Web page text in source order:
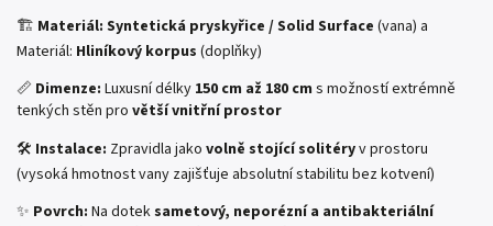
🏗️ Materiál: Syntetická pryskyřice / Solid Surface (vana) a
Materiál: Hliníkový korpus (doplňky)
📏 Dimenze: Luxusní délky 150 cm až 180 cm s možností extrémně
tenkých stěn pro větší vnitřní prostor
🛠️ Instalace: Zpravidla jako volně stojící solitéryv prostoru
(vysoká hmotnost vany zajišťuje absolutní stabilitu bez kotvení)
✨ Povrch: Na doteksametový, neporézní a antibakteriální